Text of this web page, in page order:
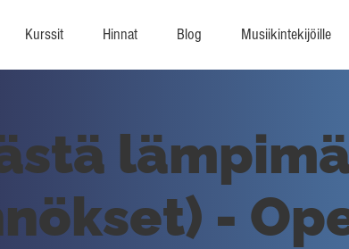
Kurssit Hinnat Blog Musiikintekijöille
-